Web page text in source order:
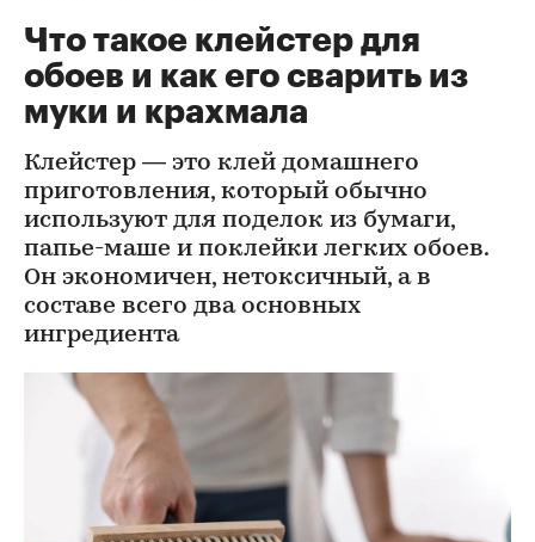
Что такое клейстер для
обоев и как его сварить из
муки и крахмала
Клейстер — это клей домашнего
приготовления, который обычно
используют для поделок из бумаги,
папье-маше и поклейки легких обоев.
Он экономичен, нетоксичный, а в
составе всего два основных
ингредиента